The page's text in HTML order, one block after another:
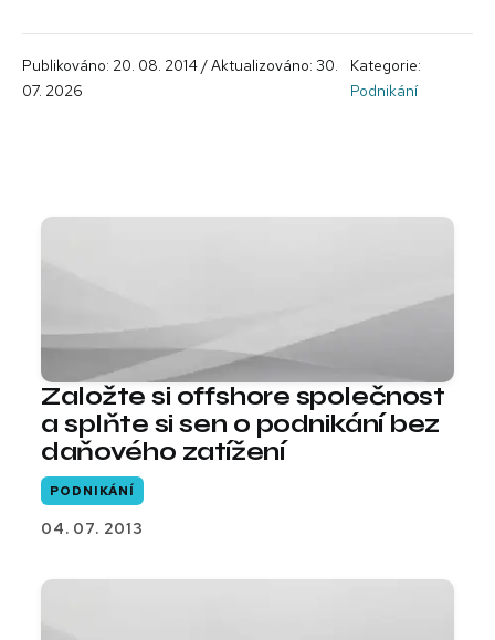
Publikováno: 20. 08. 2014 / Aktualizováno: 30.
07. 2026
Kategorie:
Podnikání
Založte si offshore společnost
a splňte si sen o podnikání bez
daňového zatížení
PODNIKÁNÍ
04. 07. 2013